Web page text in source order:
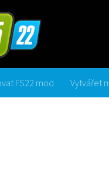
FS22 mod Vytvářet